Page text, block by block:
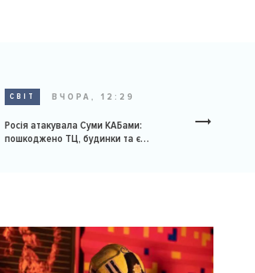
СВІТ ВЧОРА, 12:29
Росія атакувала Суми КАБами:
пошкоджено ТЦ, будинки та є